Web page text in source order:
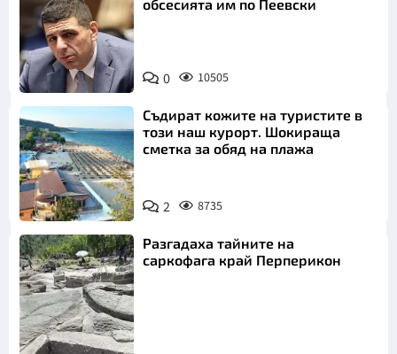
обсесията им по Пеевски
0 10505
Съдират кожите на туристите в
този наш курорт. Шокираща
сметка за обяд на плажа
2 8735
Разгадаха тайните на
саркофага край Перперикон